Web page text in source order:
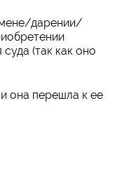
дарении/
(так как оно
она перешла к ее